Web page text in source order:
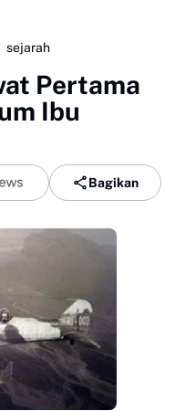
sejarah
Pertama
Ibu
Bagikan